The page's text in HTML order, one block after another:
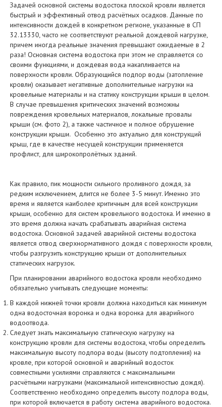
Задачей основной системы водостока плоской кровли является
быстрый и эффективный отвод расчётных осадков. Данные по
интенсивности дождей в конкретном регионе, указанные в СП
32.13330, часто не соответствуют реальной дождевой нагрузке,
причем иногда реальные значения превышают ожидаемые в 2
раза! Основная система водостока при этом не справляется со
своими функциями, и дождевая вода накапливается на
поверхности кровли. Образующийся подпор воды (затопление
кровли) оказывает негативные дополнительные нагрузки на
кровельные материалы и на статику конструкции крыши в целом.
В случае превышения критических значений возможны
повреждения кровельных материалов, локальные провалы
крыши (см. фото 2), а также частичное и полное обрушение
конструкции крыши. Особенно это актуально для конструкций
крыш, где в качестве несущей конструкции применяется
профлист, для широкопролётных зданий.
Как правило, пик мощности сильного проливного дождя, за
редким исключением, длится не более 3-5 минут. Именно это
время и является наиболее критичным для всей конструкции
крыши, особенно для систем кровельного водостока. И именно в
это время должна начать срабатывать аварийная система
водостока. Основной задачей аварийной системы водостока
является отвод сверхнормативного дождя с поверхности кровли,
чтобы разгрузить конструкцию крыши от дополнительных
статических нагрузок.
При планировании аварийного водостока кровли необходимо
обязательно учитывать следующие моменты:
В каждой нижней точки кровли должна находиться как минимум
одна водосточная воронка и одна воронка для аварийного
водоотвода.
Следует знать максимальную статическую нагрузку на
конструкцию кровли для системы водостока, чтобы определить
максимальную высоту подпора воды (высоту подтопления) на
кровле, при которой основной и аварийный водосток
совместными усилиями справляются с максимальными
расчётными нагрузками (максимальной интенсивностью дождя).
Соответственно необходимо определить высоту подпора воды,
при которой включается в работу система аварийного водостока.